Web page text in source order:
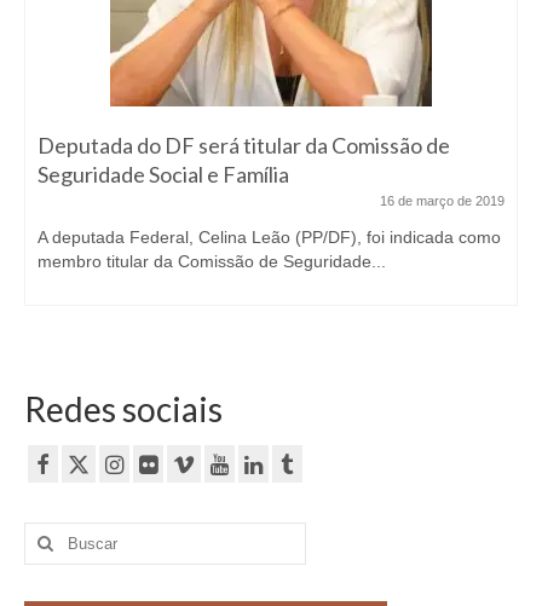
Deputada do DF será titular da Comissão de
Seguridade Social e Família
16 de março de 2019
A deputada Federal, Celina Leão (PP/DF), foi indicada como
membro titular da Comissão de Seguridade...
Redes sociais
Buscar
por: